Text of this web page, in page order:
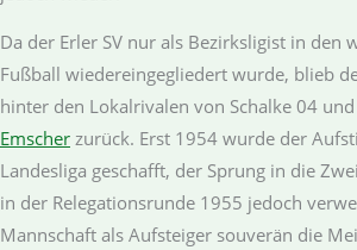
Da der Erler SV nur als Bezirksligist in den
Fußball wiedereingegliedert wurde, blieb
hinter den Lokalrivalen von Schalke 04
Emscher zurück. Erst 1954 wurde der
Landesliga geschafft, der Sprung in die
in der Relegationsrunde 1955 jedoch
Mannschaft als Aufsteiger souverän die